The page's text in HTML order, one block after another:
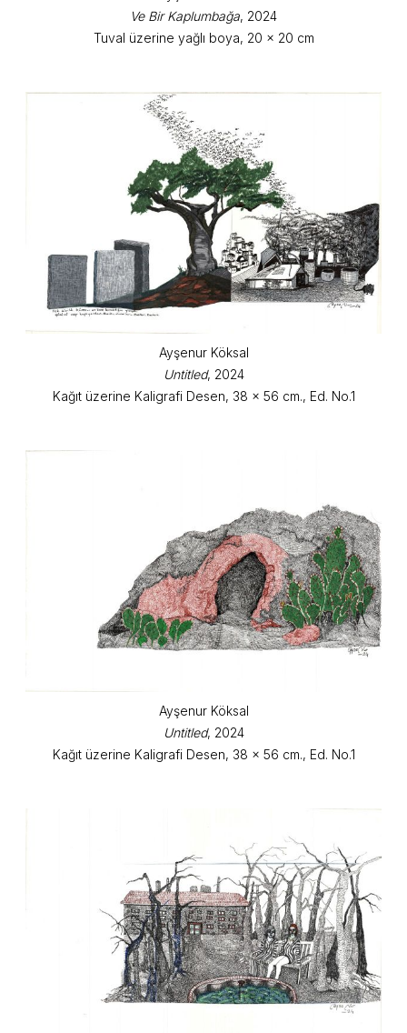
Ve Bir Kaplumbağa, 2024
Tuval üzerine yağlı boya, 20 x 20 cm
Ayşenur Köksal
Untitled, 2024
Kağıt üzerine Kaligrafi Desen, 38 x 56 cm., Ed. No.1
Ayşenur Köksal
Untitled, 2024
Kağıt üzerine Kaligrafi Desen, 38 x 56 cm., Ed. No.1